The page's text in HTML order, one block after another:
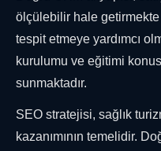
ölçülebilir hale
tespit etmeye yardımcı
kurulumu ve eğitimi
sunmaktadır.
SEO stratejisi, sağlık
kazanımının temelidir.